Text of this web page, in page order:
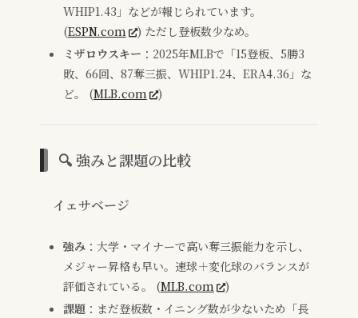
WHIP1.43」などが報じられています。
(ESPN.com
) ただし登板数少なめ。
ミザロウスキー ：2025年MLBで「15登板、5勝3
敗、66回、87奪三振、WHIP1.24、ERA4.36」な
ど。 (MLB.com )
🔍 強みと課題の比較
イェサベージ
強み：大学・マイナーで高い奪三振能力を示し、
メジャー昇格も早い。速球＋変化球のバランスが
評価されている。 (MLB.com
)
課題：まだ登板数・イニング数が少ないため「長